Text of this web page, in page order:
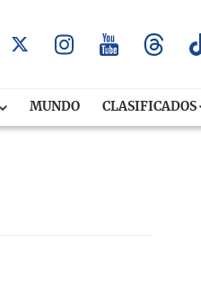
MUNDO CLASIFICADOS